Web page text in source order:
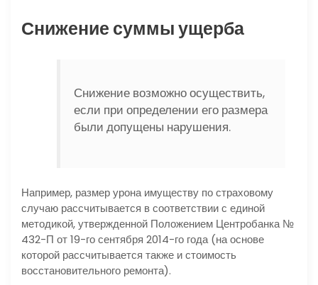
Снижение суммы ущерба
Снижение возможно осуществить,
если при определении его размера
были допущены нарушения.
Например, размер урона имуществу по страховому
случаю рассчитывается в соответствии с единой
методикой, утвержденной Положением Центробанка №
432-П от 19-го сентября 2014-го года (на основе
которой рассчитывается также и стоимость
восстановительного ремонта).